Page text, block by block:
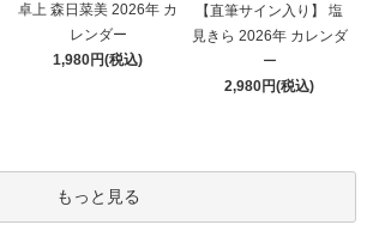
卓上 森日菜美 2026年 カ
レンダー
1,980円(税込)
【直筆サイン入り】 塩
見きら 2026年 カレンダ
ー
2,980円(税込)
もっと見る